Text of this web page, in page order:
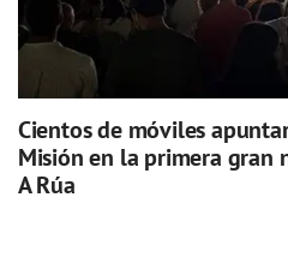
Cientos de móviles
Misión en la primera gran
A Rúa